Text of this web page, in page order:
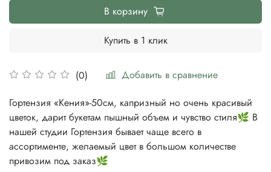
(0) Добавить в сравнение
В корзину
Купить в 1 клик
Гортензия «Кения»-50см, капризный но очень красивый
цветок, дарит букетам пышный объем и чувство стиля🌿 В
нашей студии Гортензия бывает чаще всего в
ассортименте, желаемый цвет в большом количестве
привозим под заказ🌿